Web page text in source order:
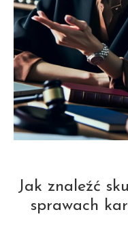
Jak znaleźć
sprawach